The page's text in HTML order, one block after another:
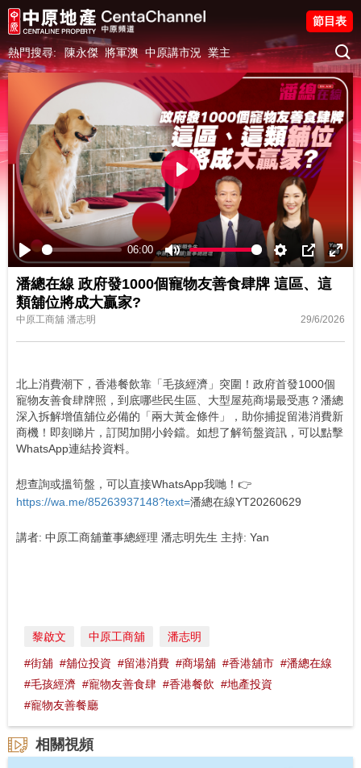
熱門搜尋: 陳永傑 將軍澳 中原講市況 業主
節目表
Play
06:00
Mute Settings
PIP
Play
潘總在線 政府發1000個寵物友善食肆牌 這區、這
類舖位將成大贏家?
中原工商舖 潘志明 29/6/2026
北上消費潮下，香港餐飲靠「毛孩經濟」突圍！政府首發1000個
寵物友善食肆牌照，到底哪些民生區、大型屋苑商場最受惠？潘總
深入拆解增值舖位必備的「兩大黃金條件」，助你捕捉留港消費新
商機！即刻睇片，訂閱加開小鈴鐺。如想了解筍盤資訊，可以點擊
WhatsApp連結拎資料。
想查詢或搵筍盤，可以直接WhatsApp我哋！👉
https://wa.me/85263937148?text=潘總在線YT20260629
講者: 中原工商舖董事總經理 潘志明先生 主持: Yan
黎啟文 中原工商舖 潘志明
#街舖 #舖位投資 #留港消費 #商場舖 #香港舖市 #潘總在線
#毛孩經濟 #寵物友善食肆 #香港餐飲 #地產投資
#寵物友善餐廳
相關視頻